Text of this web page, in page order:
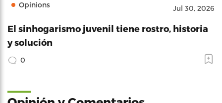
Opinions Jul 30, 2026
El sinhogarismo juvenil tiene rostro, historia
y solución
0